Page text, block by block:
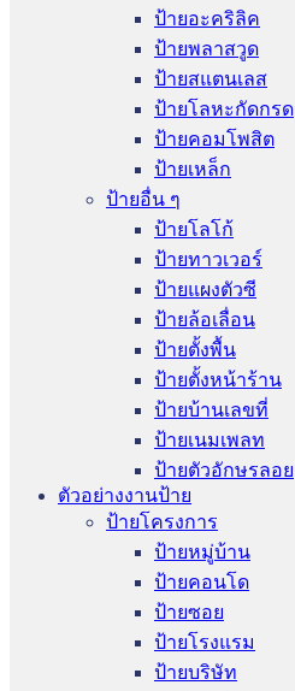
ป้ายอะคริลิค
ป้ายพลาสวูด
ป้ายสแตนเลส
ป้ายโลหะกัดกรด
ป้ายคอมโพสิต
ป้ายเหล็ก
ป้ายอื่น ๆ
ป้ายโลโก้
ป้ายทาวเวอร์
ป้ายแผงตัวซี
ป้ายล้อเลื่อน
ป้ายตั้งพื้น
ป้ายตั้งหน้าร้าน
ป้ายบ้านเลขที่
ป้ายเนมเพลท
ป้ายตัวอักษรลอย
ตัวอย่างงานป้าย
ป้ายโครงการ
ป้ายหมู่บ้าน
ป้ายคอนโด
ป้ายซอย
ป้ายโรงแรม
ป้ายบริษัท